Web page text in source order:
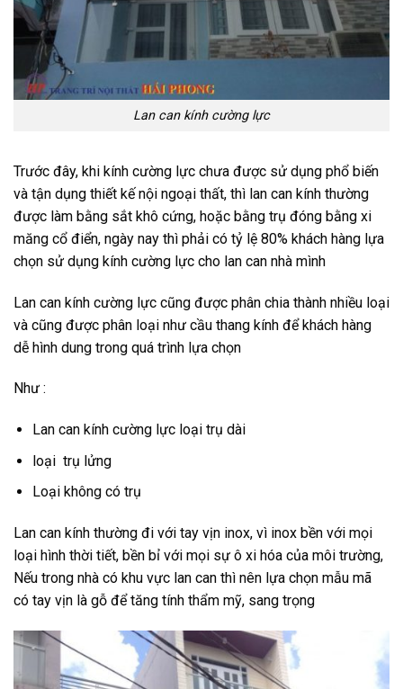
Lan can kính cường lực
Trước đây, khi kính cường lực chưa được sử dụng phổ biến
và tận dụng thiết kế nội ngoại thất, thì lan can kính thường
được làm bằng sắt khô cứng, hoặc bằng trụ đóng bằng xi
măng cổ điển, ngày nay thì phải có tỷ lệ 80% khách hàng lựa
chọn sử dụng kính cường lực cho lan can nhà mình
Lan can kính cường lực cũng được phân chia thành nhiều loại
và cũng được phân loại như cầu thang kính để khách hàng
dễ hình dung trong quá trình lựa chọn
Như :
Lan can kính cường lực loại trụ dài
loại trụ lửng
Loại không có trụ
Lan can kính thường đi với tay vịn inox, vì inox bền với mọi
loại hình thời tiết, bền bỉ với mọi sự ô xi hóa của môi trường,
Nếu trong nhà có khu vực lan can thì nên lựa chọn mẫu mã
có tay vịn là gỗ để tăng tính thẩm mỹ, sang trọng